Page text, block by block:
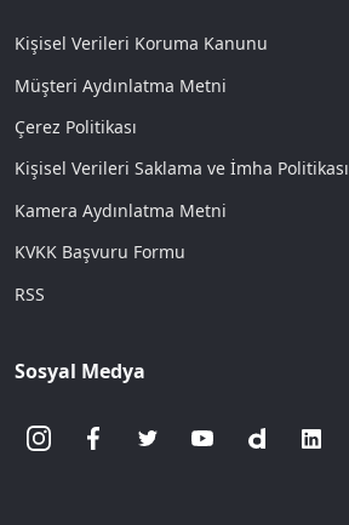
Kişisel Verileri Koruma Kanunu
Müşteri Aydınlatma Metni
Çerez Politikası
Kişisel Verileri Saklama ve İmha Politikası
Kamera Aydınlatma Metni
KVKK Başvuru Formu
RSS
Sosyal Medya